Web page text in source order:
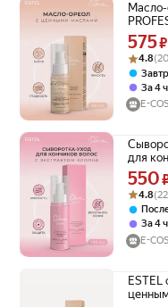
Масло-
Цена
575₽
Оценок:
4.8
За 4
E-
для
100 мл
Цена
550
Оценок:
4.8
За 4
E-
ESTEL